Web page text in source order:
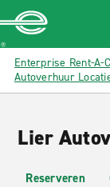
MAIN
CONTENT
Enterprise
Enterprise Rent-A-
Autoverhuur
Lier
Reserveren